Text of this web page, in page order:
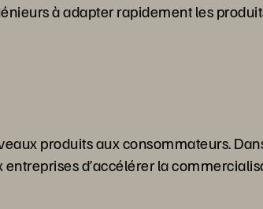
à adapter rapidement les
produits aux consommateurs.
d’accélérer la